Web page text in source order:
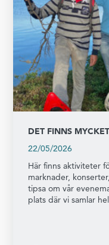
DET FINNS
22/05/2026
Här finns aktiviteter
marknader,
tipsa om vår
plats där vi samlar